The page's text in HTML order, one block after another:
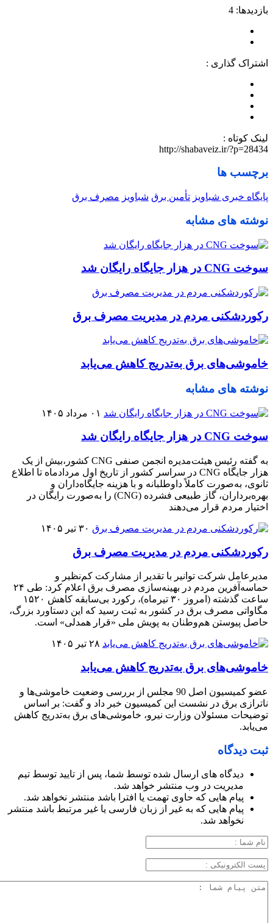
بازدیدها: 4
اشتراک گذاری :
لینک کوتاه :
http://shabaveiz.ir/?p=28434
برچسب ها
پایگاه خبری شباویز تأمین برق شباویز مصرف برق
نوشته های مشابه
سوخت CNG در هزار جایگاه رایگان شد
رکوردشکنی مردم در مدیریت مصرف برق
خاموشی‌های برق به‌تدریج کاهش می‌یابد
نوشته های مشابه
۰۱ مرداد ۱۴۰۵
سوخت CNG در هزار جایگاه رایگان شد
به گفته رئیس هیئت‌مدیره انجمن صنفی CNG کشور،بیش از یک
هزار جایگاه CNG در سراسر کشور از تاریخ اول مردادماه تا اطلاع
ثانوی، به‌صورت کاملاً داوطلبانه و با هزینه جایگاه‌داران و
بهره‌برداران، گاز طبیعی فشرده (CNG) را به‌صورت رایگان در
اختیار مردم قرار می‌دهند
۳۰ تیر ۱۴۰۵
رکوردشکنی مردم در مدیریت مصرف برق
مدیرعامل شرکت توانیر با تقدیر از مشارکت کم‌نظیر و
حماسه‌آفرین مردم در بهینه‌سازی مصرف برق اعلام کرد: طی ۲۴
ساعت گذشته (امروز ۳۰ تیرماه)، رکورد بی‌سابقه کاهش ۱۵۲۰
مگاواتی مصرف برق در کشور به ثبت رسید که این دستاورد بزرگ،
حاصل پیوستن هم‌وطنان به پویش ملی «قرار همدلی» است.
۲۸ تیر ۱۴۰۵
خاموشی‌های برق به‌تدریج کاهش می‌یابد
عضو کمیسیون اصل 90 مجلس از بررسی وضعیت خاموشی‌ها و
ناترازی برق در نشست این کمیسیون خبر داد و گفت: بر اساس
توضیحات مسئولان وزارت نیرو، خاموشی‌های برق به‌تدریج کاهش
می‌یابد.
ثبت دیدگاه
دیدگاه های ارسال شده توسط شما، پس از تایید توسط تیم
مدیریت در وب منتشر خواهد شد.
پیام هایی که حاوی تهمت یا افترا باشد منتشر نخواهد شد.
پیام هایی که به غیر از زبان فارسی یا غیر مرتبط باشد منتشر
نخواهد شد.